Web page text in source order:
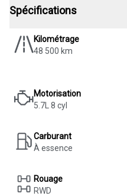
Spécifications
Kilométrage
48 500 km
Motorisation
5.7L 8 cyl
Carburant
À essence
Rouage
RWD